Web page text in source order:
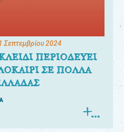
Σεπτεμβρίου 2024
ΠΕΡΙΟΔΕΥΕΙ
ΣΕ ΠΟΛΛΑ